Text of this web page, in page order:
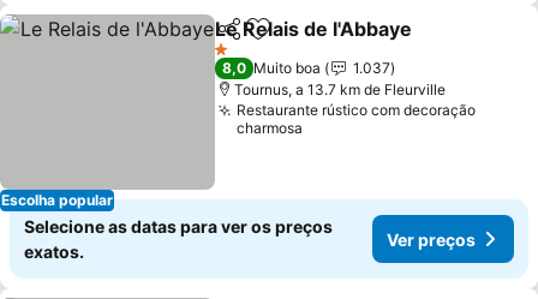
Escolha popular
PartilharAdicionar aos favoritos
Le Relais de l'Abbaye
1 Estrelas
8,0 Muito boa
1.037
Tournus, a 13.7 km de Fleurville
Restaurante rústico com decoração
charmosa
Selecione as datas para ver os preços
exatos.
Ver preços